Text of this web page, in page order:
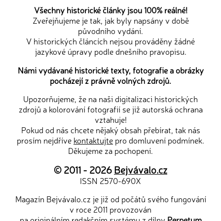
Všechny historické články jsou 100% reálné!
Zveřejňujeme je tak, jak byly napsány v době
původního vydání.
V historických článcích nejsou prováděny žádné
jazykové úpravy podle dnešního pravopisu.
Námi vydávané historické texty, fotografie a obrázky
pocházejí z právně volných zdrojů.
Upozorňujeme, že na naši digitalizaci historických
zdrojů a kolorování fotografií se již autorská ochrana
vztahuje!
Pokud od nás chcete nějaký obsah přebírat, tak nás
prosím nejdříve kontaktujte pro domluvení podmínek.
Děkujeme za pochopení.
© 2011 - 2026Bejvávalo.cz
ISSN 2570-690X
Magazín Bejvávalo.cz je již od počátů svého fungování
v roce 2011 provozován